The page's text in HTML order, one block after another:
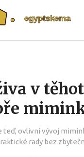
v
teď, ovlivní vývoj
rady bez